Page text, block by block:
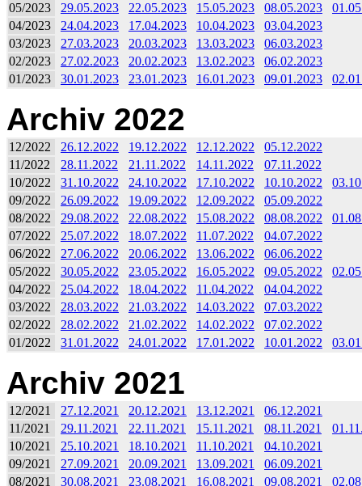
05/2023
29.05.2023 22.05.2023 15.05.2023 08.05.2023
04/2023
24.04.2023 17.04.2023 10.04.2023
03.04.2023
03/2023
27.03.2023 20.03.2023 13.03.2023
06.03.2023
02/2023
27.02.2023 20.02.2023 13.02.2023
06.02.2023
01/2023
30.01.2023 23.01.2023 16.01.2023 09.01.2023
Archiv 2022
12/2022 26.12.2022 19.12.2022 12.12.2022
05.12.2022
11/2022
28.11.2022 21.11.2022 14.11.2022
07.11.2022
10/2022
31.10.2022 24.10.2022 17.10.2022 10.10.2022
09/2022
26.09.2022 19.09.2022 12.09.2022
05.09.2022
08/2022
29.08.2022 22.08.2022 15.08.2022 08.08.2022
07/2022
25.07.2022 18.07.2022 11.07.2022
04.07.2022
06/2022
27.06.2022 20.06.2022 13.06.2022
06.06.2022
05/2022
30.05.2022 23.05.2022 16.05.2022 09.05.2022
04/2022
25.04.2022 18.04.2022 11.04.2022
04.04.2022
03/2022
28.03.2022 21.03.2022 14.03.2022
07.03.2022
02/2022
28.02.2022 21.02.2022 14.02.2022
07.02.2022
01/2022
31.01.2022 24.01.2022 17.01.2022 10.01.2022
Archiv 2021
12/2021 27.12.2021 20.12.2021 13.12.2021
06.12.2021
11/2021
29.11.2021 22.11.2021 15.11.2021 08.11.2021
10/2021
25.10.2021 18.10.2021 11.10.2021
04.10.2021
09/2021
27.09.2021 20.09.2021 13.09.2021
06.09.2021
08/2021
30.08.2021 23.08.2021 16.08.2021 09.08.2021